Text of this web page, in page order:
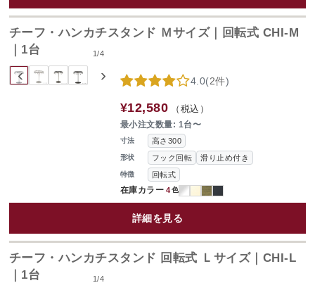
‹ ›
1/4
チーフ・ハンカチスタンド Ｍサイズ｜回転式 CHI-M
｜1台
寸法 高さ300
形状 フック回転 滑り止め付き
特徴 回転式
在庫カラー 4色
4.0(2件)
¥12,580 （税込）
最小注文数量: 1台〜
詳細を見る
1/4
チーフ・ハンカチスタンド 回転式 Ｌサイズ｜CHI-L
｜1台